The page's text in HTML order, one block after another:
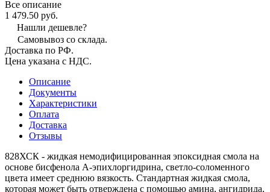
Все описание
1 479.50 руб.
Нашли дешевле?
Самовывоз со склада.
Доставка по РФ.
Цена указана с НДС.
Описание
Документы
Характеристики
Оплата
Доставка
Отзывы
828ХСК - жидкая немодифицированная эпоксидная смола на
основе бисфенола А-эпихлоргидрина, светло-соломенного
цвета имеет среднюю вязкость. Стандартная жидкая смола,
которая может быть отверждена с помощью амина, ангидрида,